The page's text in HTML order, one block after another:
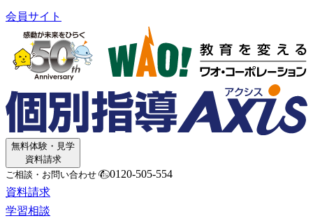
会員サイト
無料体験・見学
資料請求
ご相談・お問い合わせ
0120-505-554
資料請求
学習相談